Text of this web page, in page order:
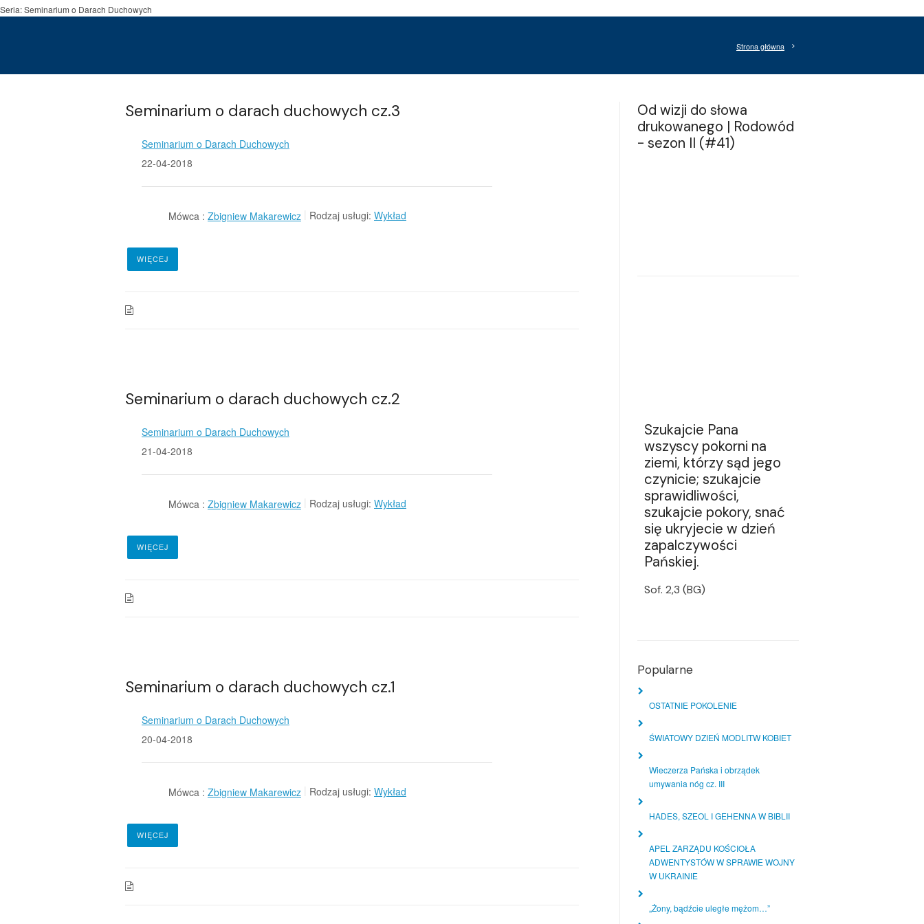
Seria: Seminarium o Darach Duchowych
Strona główna
Seminarium o darach duchowych cz.3
Seminarium o Darach Duchowych
22-04-2018
Mówca : Zbigniew Makarewicz Rodzaj usługi: Wykład
WIĘCEJ
Seminarium o darach duchowych cz.2
Seminarium o Darach Duchowych
21-04-2018
Mówca : Zbigniew Makarewicz Rodzaj usługi: Wykład
WIĘCEJ
Seminarium o darach duchowych cz.1
Seminarium o Darach Duchowych
20-04-2018
Mówca : Zbigniew Makarewicz Rodzaj usługi: Wykład
WIĘCEJ
Od wizji do słowa
drukowanego | Rodowód
- sezon II (#41)
Szukajcie Pana
wszyscy pokorni na
ziemi, którzy sąd jego
czynicie; szukajcie
sprawidliwości,
szukajcie pokory, snać
się ukryjecie w dzień
zapalczywości
Pańskiej.
Sof. 2,3 (BG)
Popularne
OSTATNIE POKOLENIE
ŚWIATOWY DZIEŃ MODLITW KOBIET
Wieczerza Pańska i obrządek
umywania nóg cz. III
HADES, SZEOL I GEHENNA W BIBLII
APEL ZARZĄDU KOŚCIOŁA
ADWENTYSTÓW W SPRAWIE WOJNY
W UKRAINIE
„Żony, bądźcie uległe mężom…”